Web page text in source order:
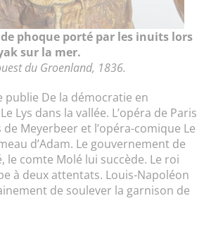
phoque porté par les inuits lors
sur la mer.
du Groenland, 1836.
publie De la démocratie en
Lys dans la vallée. L’opéra de Paris
Meyerbeer et l’opéra-comique Le
d’Adam. Le gouvernement de
le comte Molé lui succède. Le roi
à deux attentats. Louis-Napoléon
de soulever la garnison de